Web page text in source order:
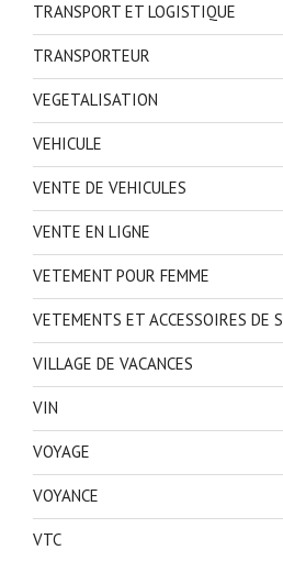
TRANSPORT ET LOGISTIQUE
TRANSPORTEUR
VEGETALISATION
VEHICULE
VENTE DE VEHICULES
VENTE EN LIGNE
VETEMENT POUR FEMME
VETEMENTS ET ACCESSOIRES DE
VILLAGE DE VACANCES
VIN
VOYAGE
VOYANCE
VTC